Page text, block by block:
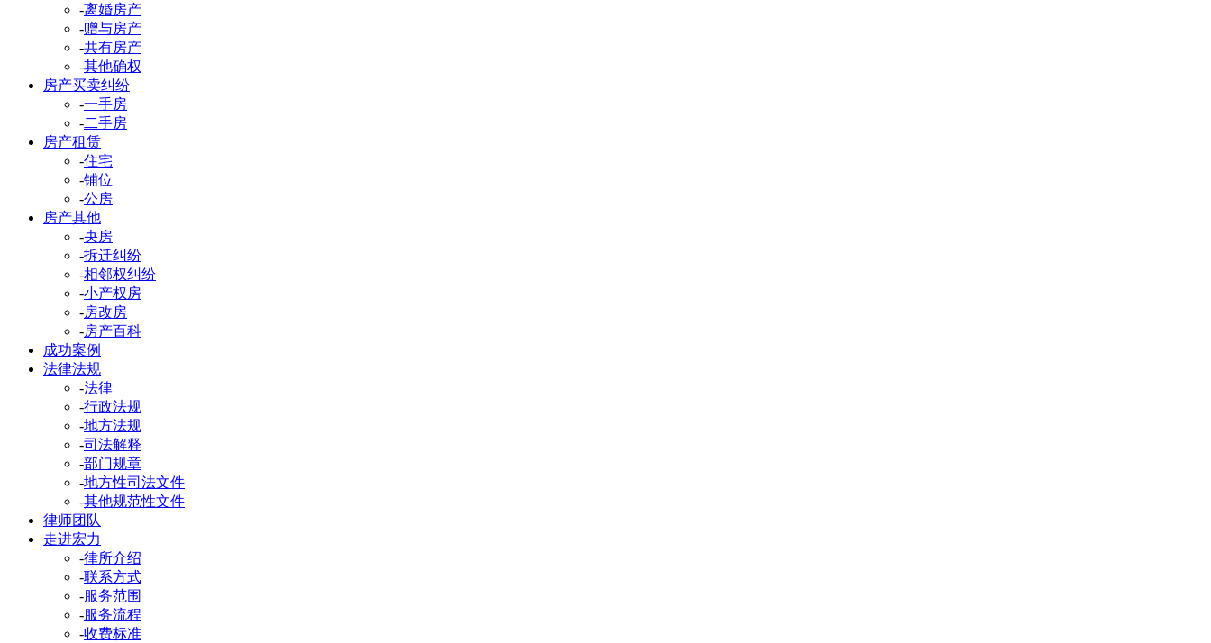
-离婚房产
-赠与房产
-共有房产
-其他确权
房产买卖纠纷
-一手房
-二手房
房产租赁
-住宅
-铺位
-公房
房产其他
-央房
-拆迁纠纷
-相邻权纠纷
-小产权房
-房改房
-房产百科
成功案例
法律法规
-法律
-行政法规
-地方法规
-司法解释
-部门规章
-地方性司法文件
-其他规范性文件
律师团队
走进宏力
-律所介绍
-联系方式
-服务范围
-服务流程
-收费标准